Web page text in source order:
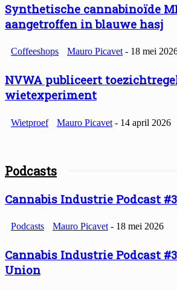
Synthetische cannabinoïde
aangetroffen in blauwe hasj
Coffeeshops Mauro Picavet - 18 mei
NVWA publiceert
wietexperiment
Wietproef Mauro Picavet - 14 april 2026
Podcasts
Cannabis Industrie Podcast
Podcasts Mauro Picavet - 18 mei 2026
Cannabis Industrie Podcast
Union